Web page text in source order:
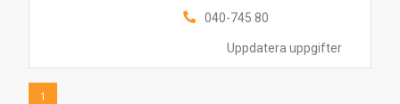
Uppdatera uppgifter
040-745 80
1